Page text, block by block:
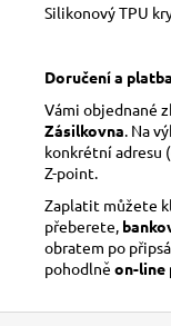
Silikonový TPU
Doručení a
Vámi objednané
Zásilkovna . Na
konkrétní adresu
Z-point.
Zaplatit můžete
přeberete,
obratem po
pohodlně on-line